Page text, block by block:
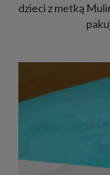
dzieci z metką